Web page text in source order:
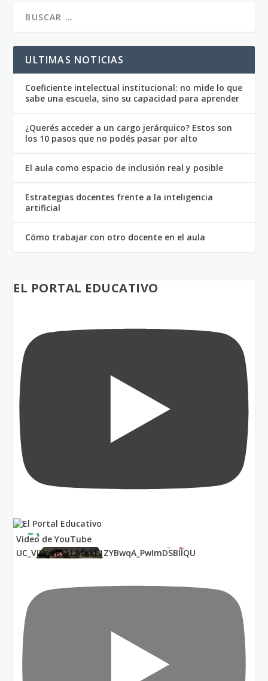
ULTIMAS NOTICIAS
Coeficiente intelectual institucional: no mide lo que
sabe una escuela, sino su capacidad para aprender
¿Querés acceder a un cargo jerárquico? Estos son
los 10 pasos que no podés pasar por alto
El aula como espacio de inclusión real y posible
Estrategias docentes frente a la inteligencia
artificial
Cómo trabajar con otro docente en el aula
EL PORTAL EDUCATIVO
Vídeo de YouTube
UC_VIUnVRSkLAfKkF1ZYBwqA_PwImDSBllQU